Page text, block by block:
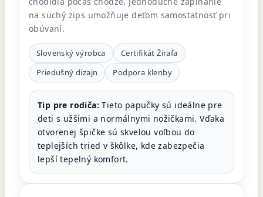
na suchý zips umožňuje deťom samostatnosť pri
obúvaní.
Slovenský výrobca
Certifikát Žirafa
Priedušný dizajn
Podpora klenby
Tip pre rodiča: Tieto papučky sú ideálne pre
deti s užšími a normálnymi nožičkami. Vďaka
otvorenej špičke sú skvelou voľbou do
teplejších tried v škôlke, kde zabezpečia
lepší tepelný komfort.